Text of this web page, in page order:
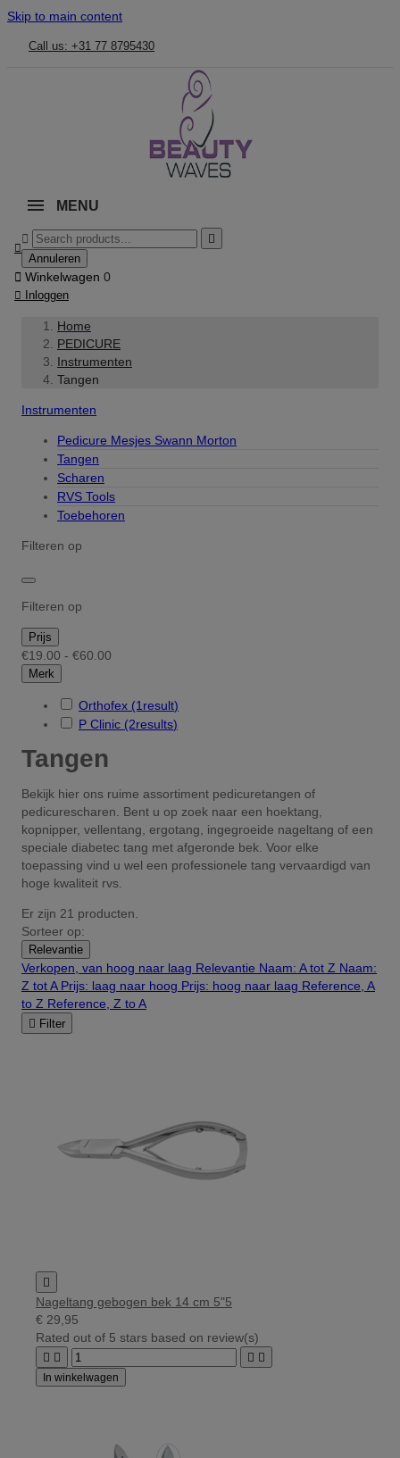
Skip to main content
Call us: +31 77 8795430
MENU



Annuleren
 Winkelwagen 0
 Inloggen
Home
PEDICURE
Instrumenten
Tangen
Instrumenten
Pedicure Mesjes Swann Morton
Tangen
Scharen
RVS Tools
Toebehoren
Filteren op
Filteren op
Prijs
€19.00 - €60.00
Merk
Orthofex (1 result)
P Clinic (2results)
Tangen
Bekijk hier ons ruime assortiment pedicuretangen of
pedicurescharen. Bent u op zoek naar een hoektang,
kopnipper, vellentang, ergotang, ingegroeide nageltang of een
speciale diabetec tang met afgeronde bek. Voor elke
toepassing vind u wel een professionele tang vervaardigd van
hoge kwaliteit rvs.
Er zijn 21 producten.
Sorteer op:
Relevantie
Verkopen, van hoog naar laag Relevantie Naam: A tot Z Naam:
Z tot A Prijs: laag naar hoog Prijs: hoog naar laag Reference, A
to Z Reference, Z to A
 Filter

Nageltang gebogen bek 14 cm 5"5
€ 29,95
Rated out of 5 stars based on review(s)
   
In winkelwagen